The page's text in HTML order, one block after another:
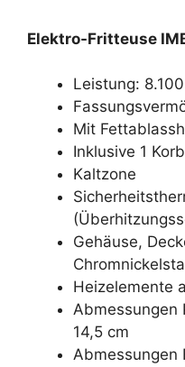
Elektro-Fritteuse
Leistung:
Mit
Inklusive 1 Korb
Kaltzone
Gehäuse,
Heizelemente
Abmessungen
14,5 cm
Abmessungen